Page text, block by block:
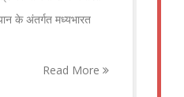
के अंतर्गत मध्यभारत
Read More